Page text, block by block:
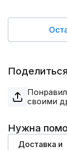
Поделиться
своими
Нужна
Доставка и